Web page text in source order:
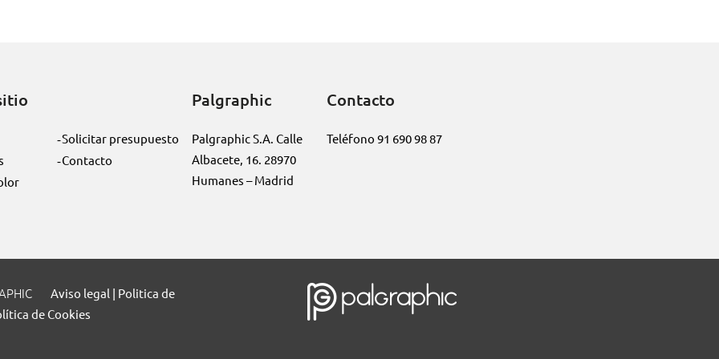
Solicitar presupuesto
Contacto
Palgraphic
Palgraphic S.A. Calle
Albacete, 16. 28970
Humanes – Madrid
Contacto
Teléfono 91 690 98 87
Aviso legal | Politica de
de Cookies